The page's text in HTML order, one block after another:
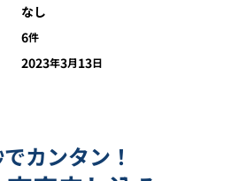
なし
6件
2023年3月13日
カンタン！